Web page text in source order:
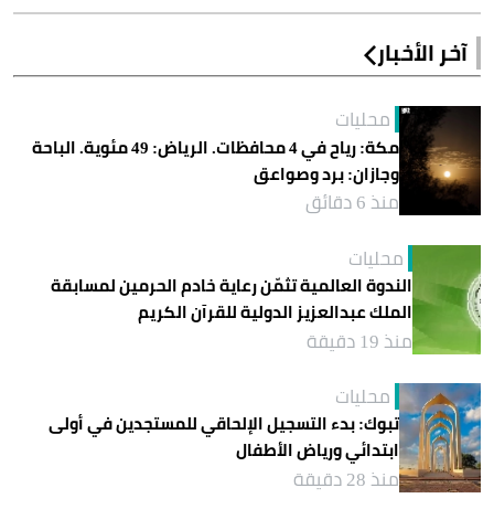
آخر الأخبار
محليات
مكة: رياح في 4 محافظات. الرياض: 49 مئوية. الباحة
وجازان: برد وصواعق
منذ 6 دقائق
محليات
الندوة العالمية تثمّن رعاية خادم الحرمين لمسابقة
الملك عبدالعزيز الدولية للقرآن الكريم
منذ 19 دقيقة
محليات
تبوك: بدء التسجيل الإلحاقي للمستجدين في أولى
ابتدائي ورياض الأطفال
منذ 28 دقيقة